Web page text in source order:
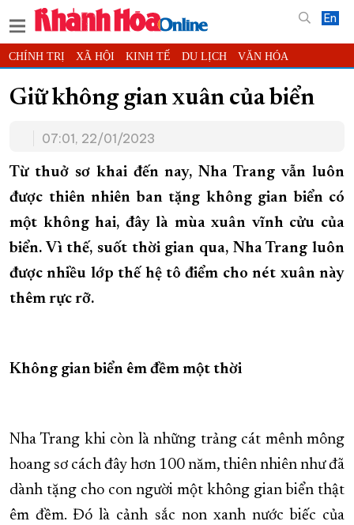
En
CHÍNH TRỊ XÃ HỘI KINH TẾ DU LỊCH VĂN HÓA
KHOA HỌC - CÔNG NGHỆ
THẾ GIỚI MULTIMEDIA VIDEO
PODCAST THÔNG TIN - QUẢNG CÁO
QUY HOẠCH TỈNH KHÁNH HÒA
TRƯỜNG SA BIỂN ĐẢO QUÊ HƯƠNG
CHUNG TAY CẢI CÁCH HÀNH CHÍNH
XÂY DỰNG NÔNG THÔN MỚI LỊCH CẮT ĐIỆN
TÀU - XE - MÁY BAY
XÂY DỰNG KHÁNH HÒA TRỞ THÀNH THÀNH PHỐ TRỰC THUỘC
Giữ không gian xuân của biển
07:01, 22/01/2023
Từ thuở sơ khai đến nay, Nha Trang vẫn luôn
được thiên nhiên ban tặng không gian biển có
một không hai, đây là mùa xuân vĩnh cửu của
biển. Vì thế, suốt thời gian qua, Nha Trang luôn
được nhiều lớp thế hệ tô điểm cho nét xuân này
thêm rực rỡ.
Không gian biển êm đềm một thời
Nha Trang khi còn là những trảng cát mênh mông
hoang sơ cách đây hơn 100 năm, thiên nhiên như đã
dành tặng cho con người một không gian biển thật
êm đềm. Đó là cảnh sắc non xanh nước biếc của